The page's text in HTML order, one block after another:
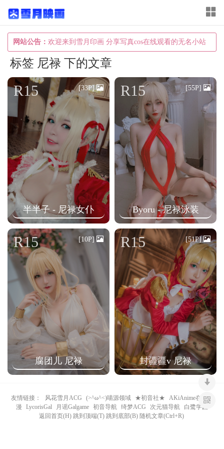
网站公告： 欢迎来到雪月印画 分享写真cos在线观看的无名小站
T
o
g
e
n
a
g
a
t
i
o
n
标签 尼禄 下的文章
半半子 - 尼禄女仆
R15 [33P]
Byoru - 尼禄泳装
R15 [55P]
腐团儿 尼禄
R15 [10P]
封疆疆v 尼禄
R15 [51P]
友情链接： 风花雪月ACG (>^ω^<)喵源领域 ★初音社★
AKiAnime在线动
漫
LycorisGal 月谣Galgame 初音导航 绮梦ACG 次元猫导航
白鹭学园
返回首页(H) 跳到顶端(T) 跳到底部(B) 随机文章(Ctrl+R)